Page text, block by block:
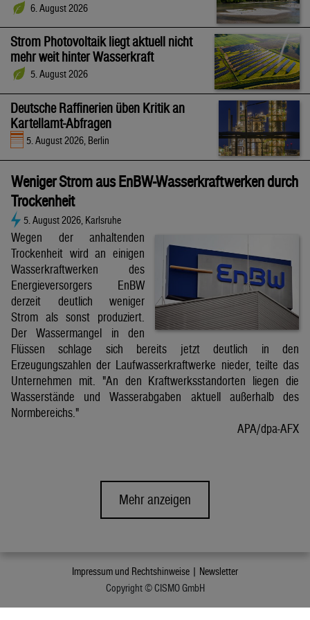
6. August 2026
Strom Photovoltaik liegt aktuell nicht
mehr weit hinter Wasserkraft
5. August 2026
Deutsche Raffinerien üben Kritik an
Kartellamt-Abfragen
5. August 2026, Berlin
Weniger Strom aus EnBW-Wasserkraftwerken durch
Trockenheit
5. August 2026, Karlsruhe
Wegen der anhaltenden
Trockenheit wird an einigen
Wasserkraftwerken des
Energieversorgers EnBW
derzeit deutlich weniger
Strom als sonst produziert.
Der Wassermangel in den
Flüssen schlage sich bereits jetzt deutlich in den
Erzeugungszahlen der Laufwasserkraftwerke nieder, teilte das
Unternehmen mit. "An den Kraftwerksstandorten liegen die
Wasserstände und Wasserabgaben aktuell außerhalb des
Normbereichs."
APA/dpa-AFX
Mehr anzeigen
Impressum und Rechtshinweise | Newsletter
Copyright © CISMO GmbH